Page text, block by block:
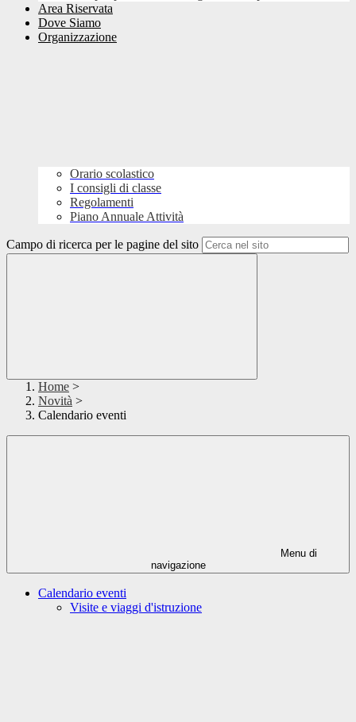
Area Riservata
Dove Siamo
Organizzazione
Orario scolastico
I consigli di classe
Regolamenti
Piano Annuale Attività
Campo di ricerca per le pagine del sito
Home >
Novità >
Calendario eventi
Menu di
navigazione
Calendario eventi
Visite e viaggi d'istruzione